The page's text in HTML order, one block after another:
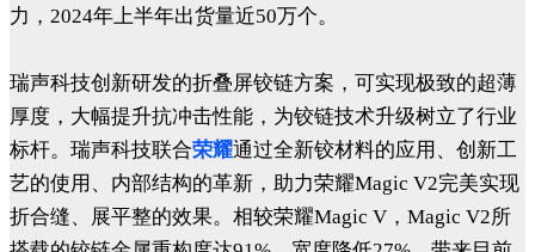
力，2024年上半年出货量近50万个。
瑞声科技创新研发的折叠屏铰链方案，可实现极致的超薄
厚度，大幅提升抗冲击性能，为铰链技术升级树立了行业
标杆。瑞声科技联合荣耀通过全新铰材料的应用、创新工
艺的使用、内部结构的革新，助力荣耀Magic V2完美实现
折合缝、展平整的效果。相较荣耀Magic V，Magic V2所